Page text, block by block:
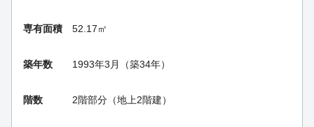
専有面積 52.17㎡
築年数 1993年3月（築34年）
階数 2階部分（地上2階建）